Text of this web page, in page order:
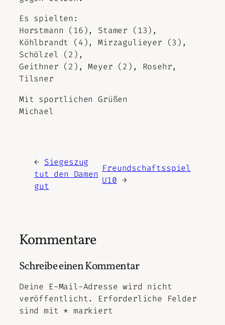
Es spielten:
Horstmann (16), Stamer (13),
Köhlbrandt (4), Mirzagulieyer (3),
Schölzel (2),
Geithner (2), Meyer (2), Rosehr,
Tilsner
Mit sportlichen Grüßen
Michael
← Siegeszug
tut den Damen
gut
Freundschaftsspiel
U10 →
Kommentare
Schreibe einen Kommentar
Deine E-Mail-Adresse wird nicht
veröffentlicht.
Erforderliche Felder
sind mit * markiert